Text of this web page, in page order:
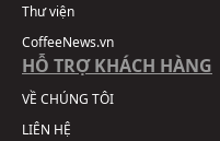
Thư viện
CoffeeNews.vn
HỖ TRỢ KHÁCH HÀNG
VỀ CHÚNG TÔI
LIÊN HỆ